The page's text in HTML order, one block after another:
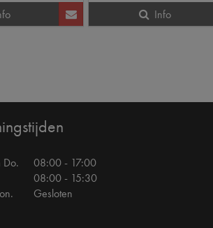
Info
08:00 - 17:00
08:00 - 15:30
Gesloten